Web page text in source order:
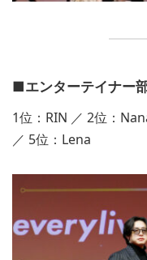
■エンターテイナー
1位：RIN ／ 2位：
／ 5位：Lena